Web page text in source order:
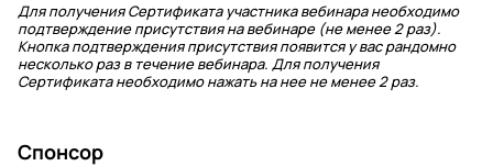
Для получения Сертификата участника вебинара необходимо
подтверждение присутствия на вебинаре (не менее 2 раз).
Кнопка подтверждения присутствия появится у вас рандомно
несколько раз в течение вебинара. Для получения
Сертификата необходимо нажать на нее не менее 2 раз.
Спонсор